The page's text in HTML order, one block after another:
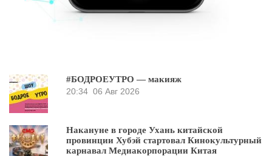
#БОДРОЕУТРО — макияж
20:34 06 Авг 2026
Накануне в городе Ухань китайской
провинции Хубэй стартовал Кинокультурный
карнавал Медиакорпорации Китая